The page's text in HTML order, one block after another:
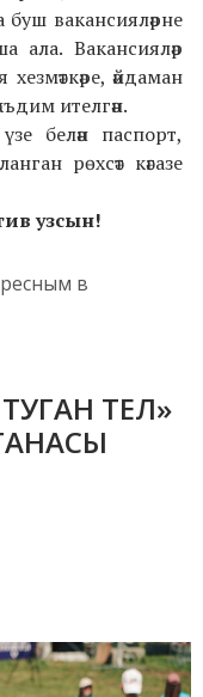
буш вакансияләрне
ала. Вакансияләр
әйдаман
ителгән.
белән паспорт,
рөхсәт кәгазе
узсын!
в
ТЕЛ»